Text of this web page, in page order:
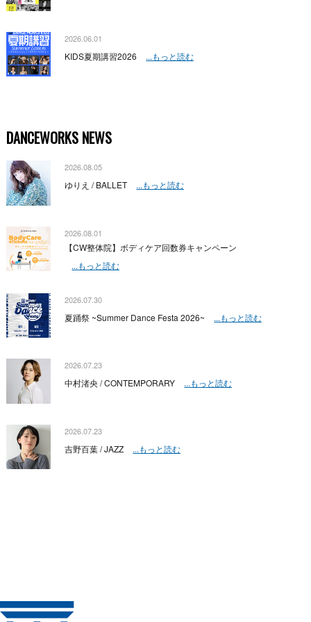
2026.06.01
KIDS夏期講習2026 ...もっと読む
DANCEWORKS NEWS
2026.08.05
ゆりえ / BALLET ...もっと読む
2026.08.01
【CW整体院】ボディケア回数券キャンペーン
...もっと読む
2026.07.30
夏踊祭 ~Summer Dance Festa 2026~ ...もっと読む
2026.07.23
中村渚央 / CONTEMPORARY ...もっと読む
2026.07.23
吉野百葉 / JAZZ ...もっと読む